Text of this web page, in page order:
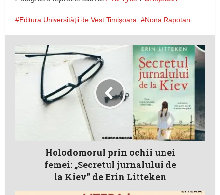
Editura Universităţii de Vest Timişoara Nona Rapotan
Holodomorul prin ochii unei
femei: „Secretul jurnalului de
la Kiev” de Erin Litteken